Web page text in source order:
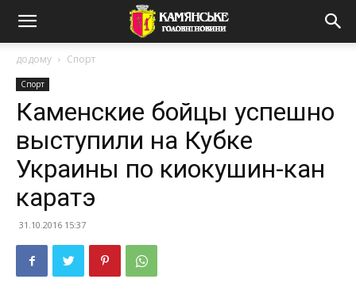
додому Спорт
Спорт
Каменские бойцы успешно
выступили на Кубке
Украины по киокушин-кан
каратэ
31.10.2016 15:37